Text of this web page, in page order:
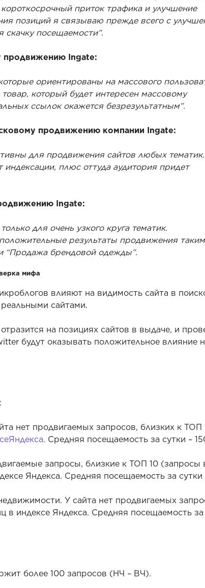
приток трафика и улучшение
позиций я связываю прежде всего с
скачку посещаемости”.
продвижению Ingate:
ориентированы на массового
который будет интересен массовому
ссылок окажется безрезультатным”.
продвижению компании Ingate:
для продвижения сайтов любых тематик.
плюс оттуда аудитория придет
Ingate:
для очень узкого круга тематик.
результаты продвижения таким
“Продажа брендовой одежды”.
мифа
влияют на видимость сайта в
сайтами.
на позициях сайтов в выдаче, и
будут оказывать положительное влияние
нет продвигаемых запросов, близких к ТОП
Яндекса. Средняя посещаемость за сутки –
запросы, близкие к ТОП 10 (запросы
Яндекса. Средняя посещаемость за сутки
У сайта нет продвигаемых
в индексе Яндекса. Средняя посещаемость за
более 100 запросов (НЧ – ВЧ).